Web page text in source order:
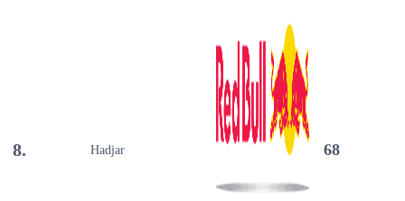
8. Hadjar 68